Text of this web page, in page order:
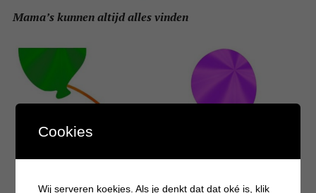
Mama’s kunnen altijd alles vinden
Cookies
Wij serveren koekjes. Als je denkt dat dat oké is, klik